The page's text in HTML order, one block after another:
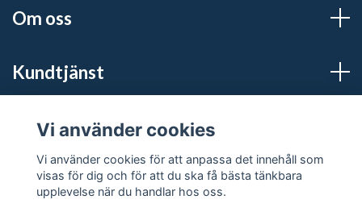
Om oss
Kundtjänst
Sociala medier
Vi använder cookies
Vi använder cookies för att anpassa det innehåll som
visas för dig och för att du ska få bästa tänkbara
upplevelse när du handlar hos oss.